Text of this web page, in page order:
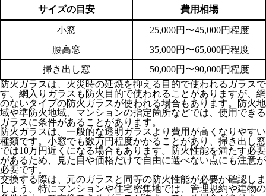
サイズの目安
費用相場
小窓
25,000円〜45,000円程度
腰高窓
35,000円〜65,000円程度
掃き出し窓
50,000円〜90,000円程度
防火ガラスは、火災時の延焼を抑える目的で使われるガラスで
す。網入りガラスも防火目的で使われることがありますが、網
のないタイプの防火ガラスが使われる場合もあります。防火地
域や準防火地域、マンションの指定箇所などでは、使用できる
ガラスに条件があることがあります。
防火ガラスは、一般的な透明ガラスより費用が高くなりやすい
種類です。小窓でも数万円程度かかることがあり、掃き出し窓
では10万円近くになる場合もあります。防火性能を満たす必要
があるため、見た目や価格だけで自由に選べない点にも注意が
必要です。
交換する際は、元のガラスと同等の防火性能が必要か確認しま
しょう。特にマンションや住宅密集地では、管理規約や建物の